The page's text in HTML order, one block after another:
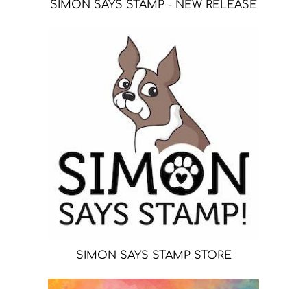
SIMON SAYS STAMP - NEW RELEASE
SIMON SAYS STAMP STORE